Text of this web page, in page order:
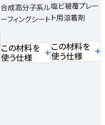
合成高分子系ル
ーフィングシート
この材料を
使う仕様
塩ビ被覆プレー
ト用溶着剤
この材料を
使う仕様